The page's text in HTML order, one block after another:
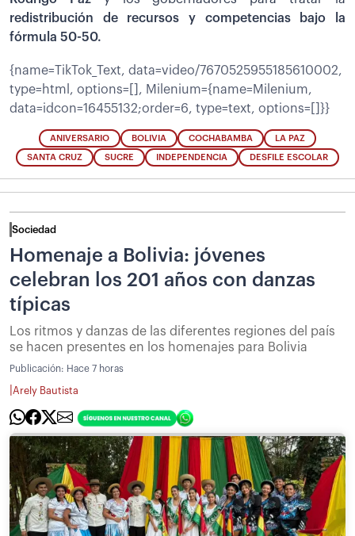
redistribución de recursos y competencias bajo la
fórmula 50-50.
{name=TikTok_Text, data=video/7670525955185610002,
type=html, options=[], Milenium={name=Milenium,
data=idcon=16455132;order=6, type=text, options=[]}}
ANIVERSARIO BOLIVIA COCHABAMBA LA PAZ
SANTA CRUZ SUCRE INDEPENDENCIA DESFILE ESCOLAR
Sociedad
Homenaje a Bolivia: jóvenes
celebran los 201 años con danzas
típicas
Los ritmos y danzas de las diferentes regiones del país
se hacen presentes en los homenajes para Bolivia
Publicación: Hace 7 horas
Arely Bautista